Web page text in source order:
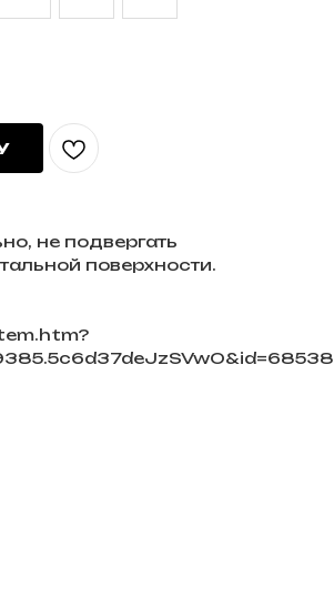
не подвергать
поверхности.